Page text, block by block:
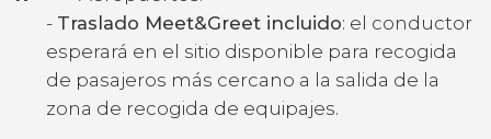
- Traslado Meet&Greet incluido: el conductor
esperará en el sitio disponible para recogida
de pasajeros más cercano a la salida de la
zona de recogida de equipajes.